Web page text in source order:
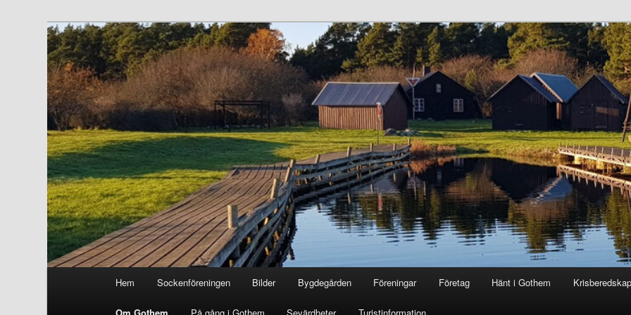
Gothem.se
Hem Sockenföreningen Bilder Bygdegården Föreningar Företag Hänt i Gothem Krisberedskap